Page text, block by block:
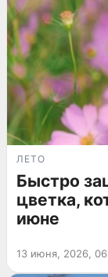
ЛЕТО
Быстро
цветка,
июне
13 июня, 2026,